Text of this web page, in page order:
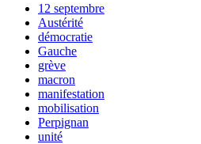
12 septembre
Austérité
démocratie
Gauche
grève
macron
manifestation
mobilisation
Perpignan
unité